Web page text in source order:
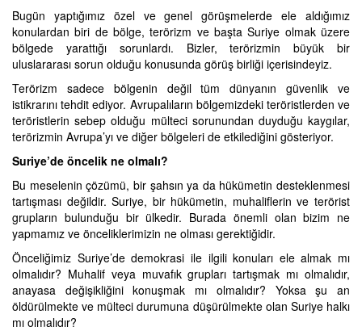
Bugün yaptığımız özel ve genel görüşmelerde ele aldığımız
konulardan biri de bölge, terörizm ve başta Suriye olmak üzere
bölgede yarattığı sorunlardı. Bizler, terörizmin büyük bir
uluslararası sorun olduğu konusunda görüş birliği içerisindeyiz.
Terörizm sadece bölgenin değil tüm dünyanın güvenlik ve
istikrarını tehdit ediyor. Avrupalıların bölgemizdeki teröristlerden ve
teröristlerin sebep olduğu mülteci sorunundan duyduğu kaygılar,
terörizmin Avrupa’yı ve diğer bölgeleri de etkilediğini gösteriyor.
Suriye’de öncelik ne olmalı?
Bu meselenin çözümü, bir şahsın ya da hükümetin desteklenmesi
tartışması değildir. Suriye, bir hükümetin, muhaliflerin ve terörist
grupların bulunduğu bir ülkedir. Burada önemli olan bizim ne
yapmamız ve önceliklerimizin ne olması gerektiğidir.
Önceliğimiz Suriye’de demokrasi ile ilgili konuları ele almak mı
olmalıdır? Muhalif veya muvafık grupları tartışmak mı olmalıdır,
anayasa değişikliğini konuşmak mı olmalıdır? Yoksa şu an
öldürülmekte ve mülteci durumuna düşürülmekte olan Suriye halkı
mı olmalıdır?